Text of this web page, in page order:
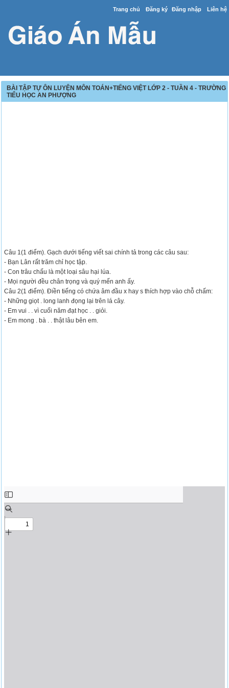
Trang chủ Đăng ký Đăng nhập Liên hệ
BÀI TẬP TỰ ÔN LUYỆN MÔN TOÁN+TIẾNG VIỆT LỚP 2 - TUẦN 4 - TRƯỜNG
TIỂU HỌC AN PHƯỢNG
Câu 1(1 điểm). Gạch dưới tiếng viết sai chính tả trong các câu sau:
- Bạn Lân rất trăm chỉ học tập.
- Con trâu chấu là một loại sâu hại lúa.
- Mọi người đều chân trọng và quý mến anh ấy.
Câu 2(1 điểm). Điền tiếng có chứa âm đầu x hay s thích hợp vào chỗ chấm:
- Những giọt . long lanh đọng lại trên lá cây.
- Em vui . . vì cuối năm đạt học . . giỏi.
- Em mong . bà . . thật lâu bên em.